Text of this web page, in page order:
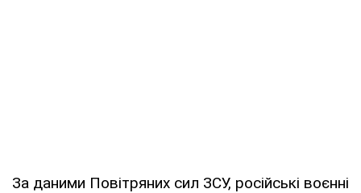
За даними Повітряних сил ЗСУ, російські воєнні